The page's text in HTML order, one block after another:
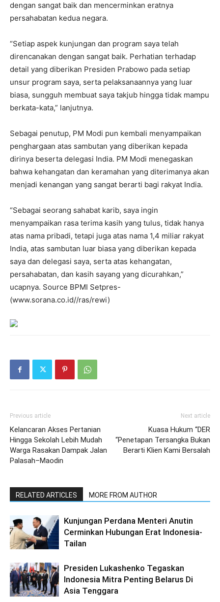
dengan sangat baik dan mencerminkan eratnya
persahabatan kedua negara.
“Setiap aspek kunjungan dan program saya telah
direncanakan dengan sangat baik. Perhatian terhadap
detail yang diberikan Presiden Prabowo pada setiap
unsur program saya, serta pelaksanaannya yang luar
biasa, sungguh membuat saya takjub hingga tidak mampu
berkata-kata,” lanjutnya.
Sebagai penutup, PM Modi pun kembali menyampaikan
penghargaan atas sambutan yang diberikan kepada
dirinya beserta delegasi India. PM Modi menegaskan
bahwa kehangatan dan keramahan yang diterimanya akan
menjadi kenangan yang sangat berarti bagi rakyat India.
“Sebagai seorang sahabat karib, saya ingin
menyampaikan rasa terima kasih yang tulus, tidak hanya
atas nama pribadi, tetapi juga atas nama 1,4 miliar rakyat
India, atas sambutan luar biasa yang diberikan kepada
saya dan delegasi saya, serta atas kehangatan,
persahabatan, dan kasih sayang yang dicurahkan,”
ucapnya. Source BPMI Setpres-
(www.sorana.co.id//ras/rewi)
Previous article
Kelancaran Akses Pertanian
Hingga Sekolah Lebih Mudah
Warga Rasakan Dampak Jalan
Palasah–Maodin
Next article
Kuasa Hukum “DER
“Penetapan Tersangka Bukan
Berarti Klien Kami Bersalah
RELATED ARTICLES MORE FROM AUTHOR
Kunjungan Perdana Menteri Anutin
Cerminkan Hubungan Erat Indonesia-
Tailan
Presiden Lukashenko Tegaskan
Indonesia Mitra Penting Belarus Di
Asia Tenggara